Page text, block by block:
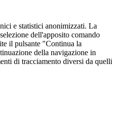
e statistici anonimizzati. La
dell'apposito comando
il pulsante "Continua la
della navigazione in
di tracciamento diversi da quelli